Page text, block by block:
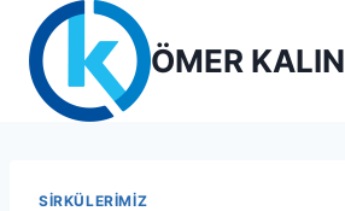
content
ÖMER KALIN
SIRKÜLERIMIZ